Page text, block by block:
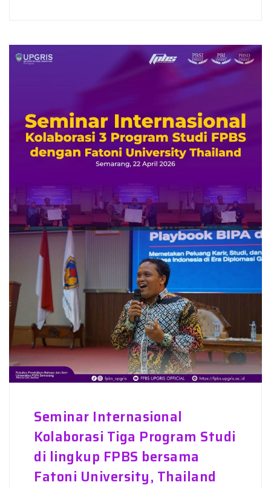
Seminar Internasional
Kolaborasi Tiga Program Studi
di lingkup FPBS bersama
Fatoni University, Thailand